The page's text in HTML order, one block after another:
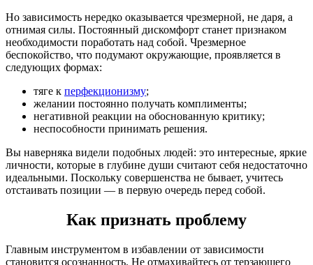
Но зависимость нередко оказывается чрезмерной, не даря, а
отнимая силы. Постоянный дискомфорт станет признаком
необходимости поработать над собой. Чрезмерное
беспокойство, что подумают окружающие, проявляется в
следующих формах:
тяге к перфекционизму;
желании постоянно получать комплименты;
негативной реакции на обоснованную критику;
неспособности принимать решения.
Вы наверняка видели подобных людей: это интересные, яркие
личности, которые в глубине души считают себя недостаточно
идеальными. Поскольку совершенства не бывает, учитесь
отстаивать позиции — в первую очередь перед собой.
Как признать проблему
Главным инструментом в избавлении от зависимости
становится осознанность. Не отмахивайтесь от терзающего